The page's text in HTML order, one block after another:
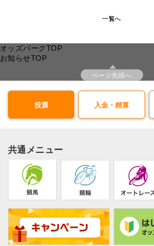
一覧へ
オッズパークTOP
お知らせTOP
ページ先頭へ
投票 入金・精算
共通メニュー